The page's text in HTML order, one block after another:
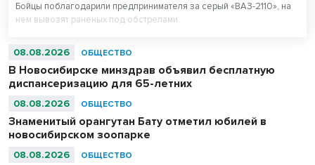
Бойцы поблагодарили предпринимателя за серый «ВАЗ-2110», на
нем вывозят раненых под обстрелами.
08.08.2026 ОБЩЕСТВО
В Новосибирске минздрав объявил бесплатную
диспансеризацию для 65-летних
08.08.2026 ОБЩЕСТВО
Знаменитый орангутан Бату отметил юбилей в
новосибирском зоопарке
08.08.2026 ОБЩЕСТВО